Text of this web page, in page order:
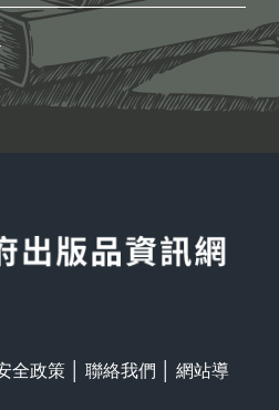
全政策 聯絡我們
網站導